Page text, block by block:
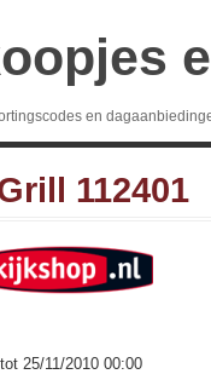
en
112401
25/11/2010 00:00